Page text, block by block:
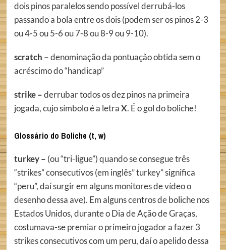
dois pinos paralelos sendo possível derrubá-los
passando a bola entre os dois (podem ser os pinos 2-3
ou 4-5 ou 5-6 ou 7-8 ou 8-9 ou 9-10).
scratch –denominação da pontuação obtida sem o
acréscimo do “handicap”
strike –derrubar todos os dez pinos na primeira
jogada, cujo símbolo é a letraX. É o gol do boliche!
Glossário do Boliche (t, w)
turkey – (ou “tri-ligue”) quando se consegue três
“strikes” consecutivos (em inglês” turkey” significa
“peru”, daí surgir em alguns monitores de vídeo o
desenho dessa ave). Em alguns centros de boliche nos
Estados Unidos, durante o Dia de Ação de Graças,
costumava-se premiar o primeiro jogador a fazer 3
strikes consecutivos com um peru, daí o apelido dessa